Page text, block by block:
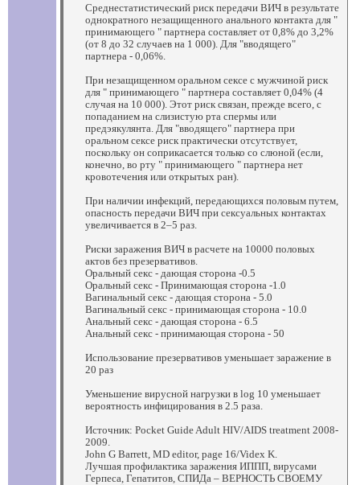
Cреднестатистический риск передачи ВИЧ в результате
однократного незащищенного анального контакта для "
принимающего " партнера составляет от 0,8% до 3,2%
(от 8 до 32 случаев на 1 000). Для "вводящего"
партнера - 0,06%.
При незащищенном оральном сексе с мужчиной риск
для " принимающего " партнера составляет 0,04% (4
случая на 10 000). Этот риск связан, прежде всего, с
попаданием на слизистую рта спермы или
предэякулянта. Для "вводящего" партнера при
оральном сексе риск практически отсутствует,
поскольку он соприкасается только со слюной (если,
конечно, во рту " принимающего " партнера нет
кровотечения или открытых ран).
При наличии инфекций, передающихся половым путем,
опасность передачи ВИЧ при сексуальных контактах
увеличивается в 2–5 раз.
Риски заражения ВИЧ в расчете на 10000 половых
актов без презервативов.
Оральный секс - дающая сторона -0.5
Оральный секс - Принимающая сторона -1.0
Вагинальный секс - дающая сторона - 5.0
Вагинальный секс - принимающая сторона - 10.0
Анальный секс - дающая сторона - 6.5
Анальный секс - принимающая сторона - 50
Использование презервативов уменьшает заражение в
20 раз
Уменьшение вирусной нагрузки в log 10 уменьшает
вероятность инфицирования в 2.5 раза.
Источник: Pocket Guide Adult HIV/AIDS treatment 2008-
2009.
John G Barrett, MD editor, page 16/Videx K.
Лучшая профилактика заражения ИППП, вирусами
Герпеса, Гепатитов, СПИДа – ВЕРНОСТЬ СВОЕМУ